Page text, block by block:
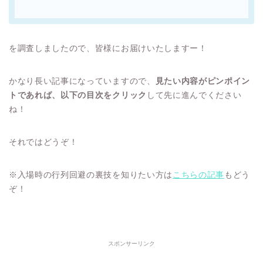
を調査しましたので、皆様にお届けいたしますー！
かなり長い記事になっていますので、
見たい内容がピンポイン
トであれば、以下の目次をクリック して先に進んでください
ね！
それではどうぞ！
※入場時の行列回避の裏技を知りたい方は こちらの記事 もどう
ぞ！
スポンサーリンク